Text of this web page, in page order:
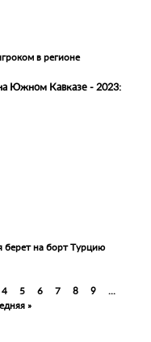
в регионе
Южном Кавказе - 2023:
берет на борт Турцию
4 5 6 7 8 9
…
»